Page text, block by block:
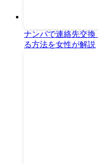
ナンパで連絡先交
る方法を女性が解説